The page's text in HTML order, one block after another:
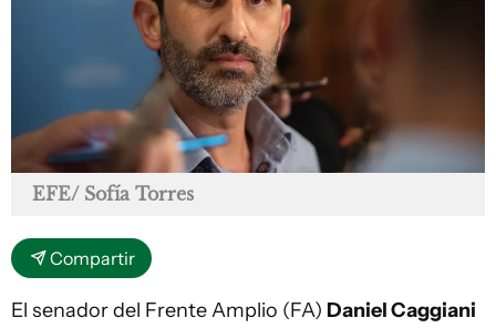
EFE/ Sofía Torres
Compartir
El senador del Frente Amplio (FA) Daniel Caggiani